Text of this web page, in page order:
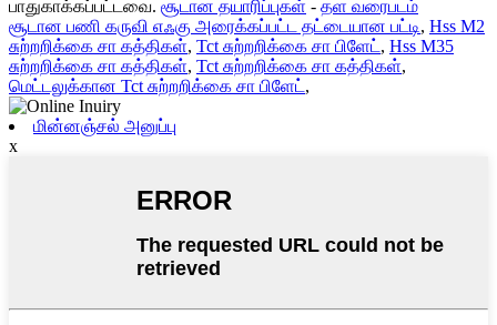
பாதுகாக்கப்பட்டவை. சூடான தயாரிப்புகள் - தள வரைபடம்
சூடான பணி கருவி எஃகு அரைக்கப்பட்ட தட்டையான பட்டி, Hss M2
சுற்றறிக்கை சா கத்திகள், Tct சுற்றறிக்கை சா பிளேட் , Hss M35
சுற்றறிக்கை சா கத்திகள், Tct சுற்றறிக்கை சா கத்திகள்,
மெட்டலுக்கான Tct சுற்றறிக்கை சா பிளேட் ,
மின்னஞ்சல் அனுப்பு
x